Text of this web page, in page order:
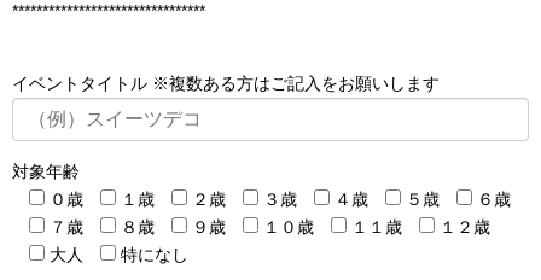
********************************
イベントタイトル ※複数ある方はご記入をお願いします
対象年齢
０歳
１歳 ２歳 ３歳 ４歳 ５歳
６歳
７歳
８歳 ９歳 １０歳 １１歳
１２歳
大人
特になし